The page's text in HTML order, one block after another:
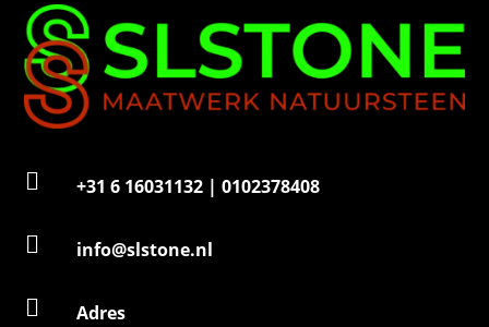
 +31 6 16031132 | 0102378408
 info@slstone.nl
 Adres